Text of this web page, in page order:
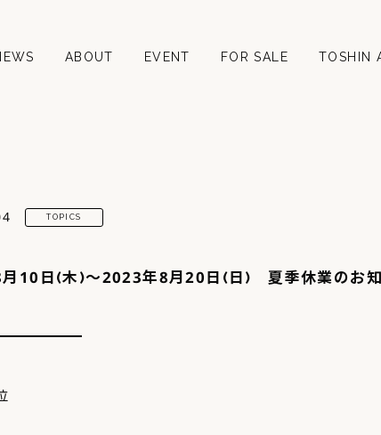
ABOUT EVENT FOR SALE TOSHIN
TOPICS
10日(木)～2023年8月20日(日) 夏季休業のお